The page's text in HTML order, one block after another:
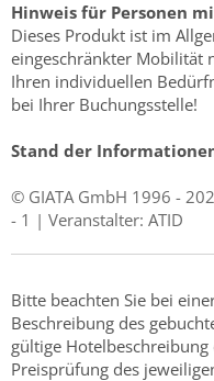
Hinweis für Personen
Dieses Produkt ist im
eingeschränkter Mobilität
Ihren individuellen
bei Ihrer Buchungsstelle!
Stand der
© GIATA GmbH 1996 -
- 1 | Veranstalter: ATID
Bitte beachten Sie bei
Beschreibung des
gültige Hotelbeschreibung
Preisprüfung des